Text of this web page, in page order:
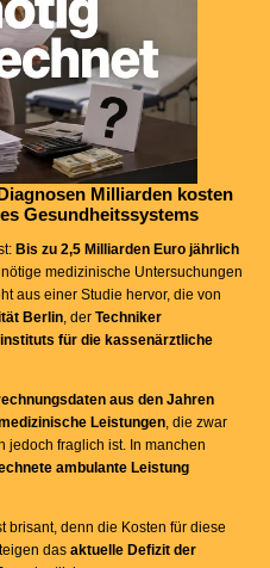
Milliarden kosten
Gesundheitssystems
Bis zu 2,5 Milliarden Euro jährlich
medizinische Untersuchungen
aus einer Studie hervor, die von
Berlin, der Techniker
für die kassenärztliche
aus den Jahren
Leistungen, die zwar
jedoch fraglich ist. In manchen
ambulante Leistung
brisant, denn die Kosten für diese
das aktuelle Defizit der